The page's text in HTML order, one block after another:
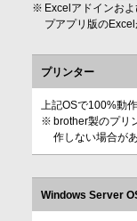
Excelアドインお
プアプリ版のExcel
プリンター
上記OSで100%動
brother製のプリ
作しない場合が
Windows Server